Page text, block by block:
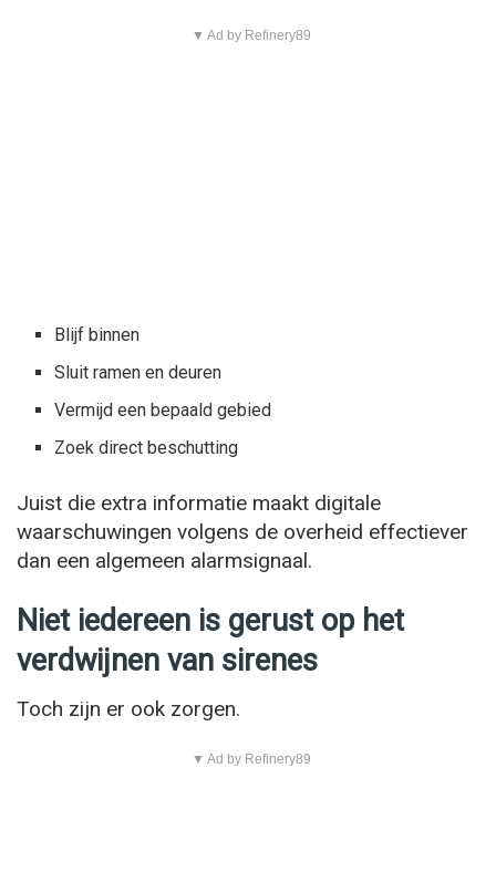
▼ Ad by Refinery89
Blijf binnen
Sluit ramen en deuren
Vermijd een bepaald gebied
Zoek direct beschutting
Juist die extra informatie maakt digitale
waarschuwingen volgens de overheid effectiever
dan een algemeen alarmsignaal.
Niet iedereen is gerust op het
verdwijnen van sirenes
Toch zijn er ook zorgen.
▼ Ad by Refinery89